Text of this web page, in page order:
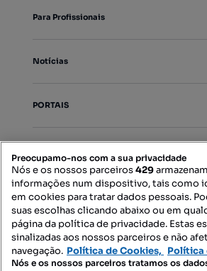
Para Profissionais
Notícias
PORTAIS
Contacte-nos
SIGA-NOS:
Preocupamo-nos com a sua privacidade
Nós e os nossos parceiros429
informações num dispositivo, tais como
em cookies para tratar dados pessoais.
suas escolhas clicando abaixo ou em
página da política de privacidade. Estas
sinalizadas aos nossos parceiros e não
navegação. Política de Cookies, Política
Nós e os nossos parceiros tratamos os